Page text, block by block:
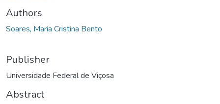
Authors
Soares, Maria Cristina Bento
Publisher
Universidade Federal de Viçosa
Abstract